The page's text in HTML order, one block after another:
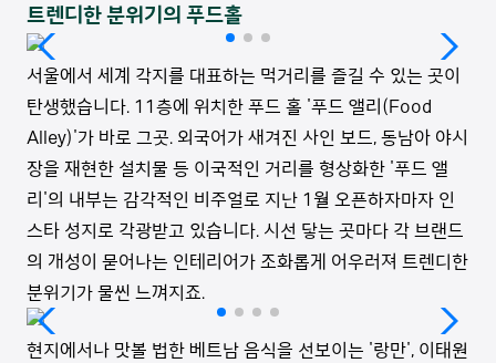
트렌디한 분위기의 푸드홀
서울에서 세계 각지를 대표하는 먹거리를 즐길 수 있는 곳이
탄생했습니다. 11층에 위치한 푸드 홀 '푸드 앨리(Food
Alley)'가 바로 그곳. 외국어가 새겨진 사인 보드, 동남아 야시
장을 재현한 설치물 등 이국적인 거리를 형상화한 '푸드 앨
리'의 내부는 감각적인 비주얼로 지난 1월 오픈하자마자 인
스타 성지로 각광받고 있습니다. 시선 닿는 곳마다 각 브랜드
의 개성이 묻어나는 인테리어가 조화롭게 어우러져 트렌디한
분위기가 물씬 느껴지죠.
현지에서나 맛볼 법한 베트남 음식을 선보이는 '랑만', 이태원